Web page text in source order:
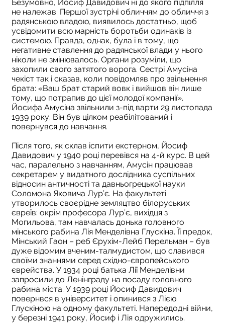
Безумовно, Йосиф Давидович ні до якого підпілля
не належав. Першої зустрічі обличчям до обличчя з
радянською владою, виявилось достатньо, щоб
усвідомити всю марність боротьби одинаків із
системою. Правда, однак, була і в тому, що
негативне ставлення до радянської влади у нього
ніколи не змінювалось. Органи розуміли, що
захопили свого затятого ворога. Сестрі Амусіна
чекіст так і сказав, коли повідомляв про звільнення
брата: «Ваш брат старий вовк і вийшов він лише
тому, що потрапив до цієї молодої компанії».
Йосифа Амусіна звільнили з-під варти 29 листопада
1939 року. Він був цілком реабілітований і
повернувся до навчання.
Після того, як склав іспити екстерном, Йосиф
Давидович у 1940 році перевівся на 4-й курс. В цей
час, паралельно з навчанням, Амусін працював
секретарем у видатного дослідника суспільних
відносин античності та давньогрецької науки
Соломона Яковича Лур’є. На факультеті
утворилось своєрідне земляцтво білоруських
євреїв: окрім професора Лур’є, вихідця з
Могильова, там навчалась донька головного
мінського рабина Лія Менделівна Глускіна. Її предок,
Мінський Гаон – реб Єрухім-Лейб Перельман – був
дуже відомим вченим-талмудистом, що славився
своїми знаннями серед східно-європейського
єврейства. У 1934 році батька Лії Менделівни
запросили до Ленінграду на посаду головного
рабина міста. У 1939 році Йосиф Давидович
повернвся в університет і опинився з Лією
Глускіною на одному факультеті. Напередодні війни,
у березні 1941 року, Йосиф і Лія одружились.